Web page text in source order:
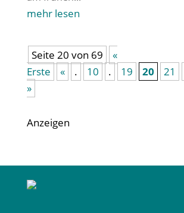
mehr lesen
Seite 20 von 69
«
Erste
« . 10 . 19 20 21
»
Anzeigen